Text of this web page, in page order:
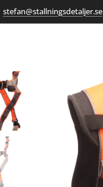
stefan@stallningsdetaljer.se